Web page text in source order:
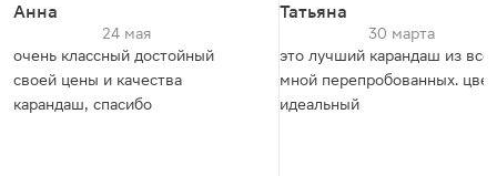
Анна
24 мая
очень классный достойный
своей цены и качества
карандаш, спасибо
Татьяна
30 марта
это лучший карандаш из
мной перепробованных. цвет
идеальный